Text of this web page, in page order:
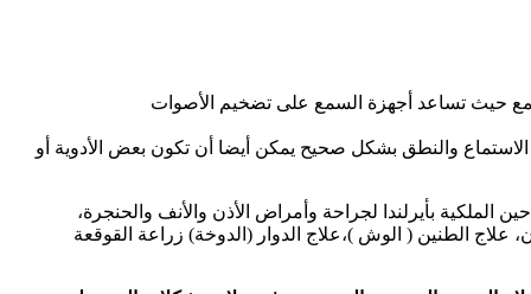
حيث تساعد أجهزة السمع على تضخيم الأصوات
والنطق بشكل صحيح يمكن أيضا أن تكون بعض الأدوية أو
الملكية بأيرلندا لجراحة وأمراض الأذن والأنف والحنجرة،
الاصليه داخل الاذن، علاج الطنين ( الوش )،علاج الدوار (الدوخة) زراعة القوقعة